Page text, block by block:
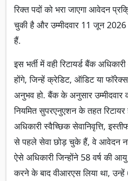
रिक्त पदों को भरा जाएगा आवेदन
चुकी है और उम्मीदवार 11 जून
हैं.
इस भर्ती में वही रिटायर्ड बैंक
होंगे, जिन्हें क्रेडिट, ऑडिट या
अनुभव हो. बैंक के अनुसार उम्मीदवार
नियमित सुपरएनुएशन के तहत रिटायर
अधिकारी स्वैच्छिक सेवानिवृत्ति,
से पहले सेवा छोड़ चुके हैं, वे आवेदन
ऐसे अधिकारी जिन्होंने 58 वर्ष की
करने के बाद वीआरएस लिया था, उन्हें